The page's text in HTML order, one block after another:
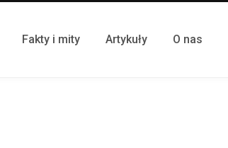
Fakty i mity Artykuły O nas